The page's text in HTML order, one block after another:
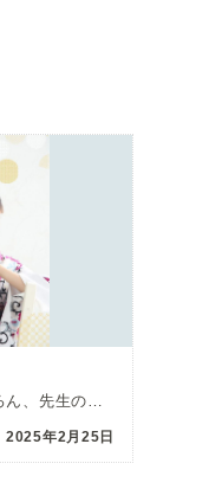
小学生・専門/大学卒業はもちろん、先生の方向けのプランもご用意しております。 当日支度付きプランやレ […]
2025年2月25日